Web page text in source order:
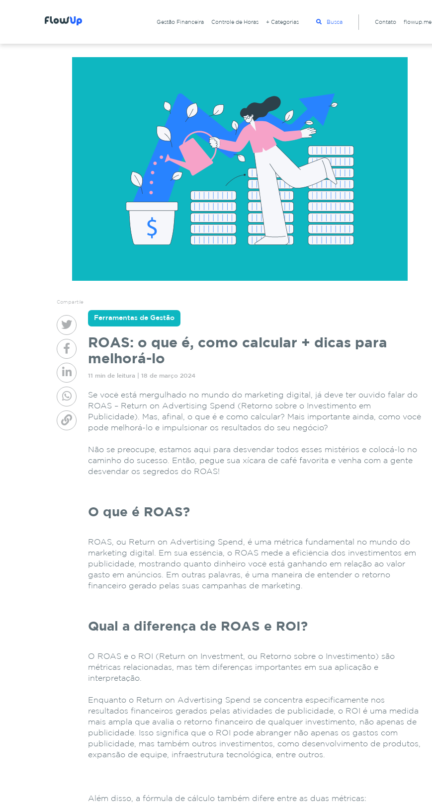
Gestão Financeira Controle de Horas + Categorias Busca Contato flowup.me
Compartile
Ferramentas de Gestão
ROAS: o que é, como calcular + dicas para
melhorá-lo
11 min de leitura | 18 de março 2024
Se você está mergulhado no mundo do marketing digital, já deve ter ouvido falar do
ROAS – Return on Advertising Spend (Retorno sobre o Investimento em
Publicidade). Mas, afinal, o que é e como calcular? Mais importante ainda, como você
pode melhorá-lo e impulsionar os resultados do seu negócio?
Não se preocupe, estamos aqui para desvendar todos esses mistérios e colocá-lo no
caminho do sucesso. Então, pegue sua xícara de café favorita e venha com a gente
desvendar os segredos do ROAS!
O que é ROAS?
ROAS, ou Return on Advertising Spend, é uma métrica fundamental no mundo do
marketing digital. Em sua essência, o ROAS mede a eficiência dos investimentos em
publicidade, mostrando quanto dinheiro você está ganhando em relação ao valor
gasto em anúncios. Em outras palavras, é uma maneira de entender o retorno
financeiro gerado pelas suas campanhas de marketing.
Qual a diferença de ROAS e ROI?
O ROAS e o ROI (Return on Investment, ou Retorno sobre o Investimento) são
métricas relacionadas, mas têm diferenças importantes em sua aplicação e
interpretação.
Enquanto o Return on Advertising Spend se concentra especificamente nos
resultados financeiros gerados pelas atividades de publicidade, o ROI é uma medida
mais ampla que avalia o retorno financeiro de qualquer investimento, não apenas de
publicidade. Isso significa que o ROI pode abranger não apenas os gastos com
publicidade, mas também outros investimentos, como desenvolvimento de produtos,
expansão de equipe, infraestrutura tecnológica, entre outros.
Além disso, a fórmula de cálculo também difere entre as duas métricas: